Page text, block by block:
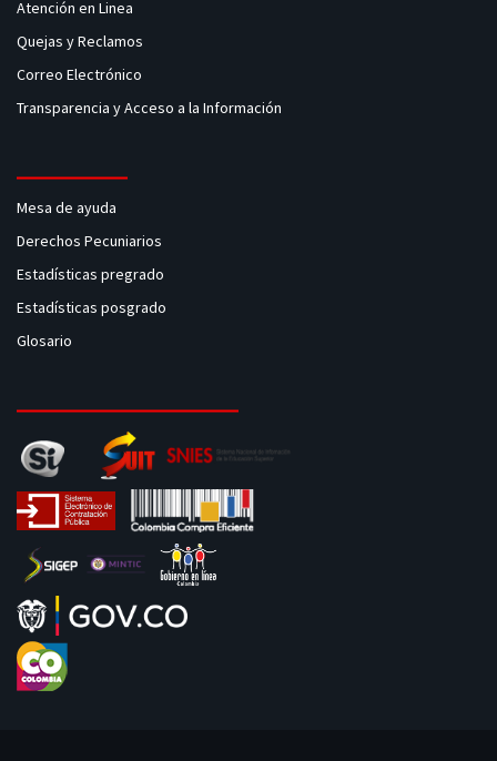
Atención en Linea
Quejas y Reclamos
Correo Electrónico
Transparencia y Acceso a la Información
Mesa de ayuda
Derechos Pecuniarios
Estadísticas pregrado
Estadísticas posgrado
Glosario